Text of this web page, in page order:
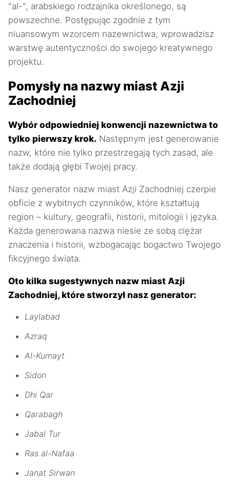
"al-", arabskiego rodzajnika określonego, są
powszechne. Postępując zgodnie z tym
niuansowym wzorcem nazewnictwa, wprowadzisz
warstwę autentyczności do swojego kreatywnego
projektu.
Pomysły na nazwy miast Azji
Zachodniej
Wybór odpowiedniej konwencji nazewnictwa to
tylko pierwszy krok. Następnym jest generowanie
nazw, które nie tylko przestrzegają tych zasad, ale
także dodają głębi Twojej pracy.
Nasz generator nazw miast Azji Zachodniej czerpie
obficie z wybitnych czynników, które kształtują
region – kultury, geografii, historii, mitologii i języka.
Każda generowana nazwa niesie ze sobą ciężar
znaczenia i historii, wzbogacając bogactwo Twojego
fikcyjnego świata.
Oto kilka sugestywnych nazw miast Azji
Zachodniej, które stworzył nasz generator:
Laylabad
Azraq
Al-Kumayt
Sidon
Dhi Qar
Qarabagh
Jabal Tur
Ras al-Nafaa
Janat Sirwan